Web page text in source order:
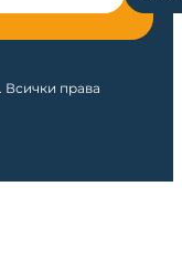
права